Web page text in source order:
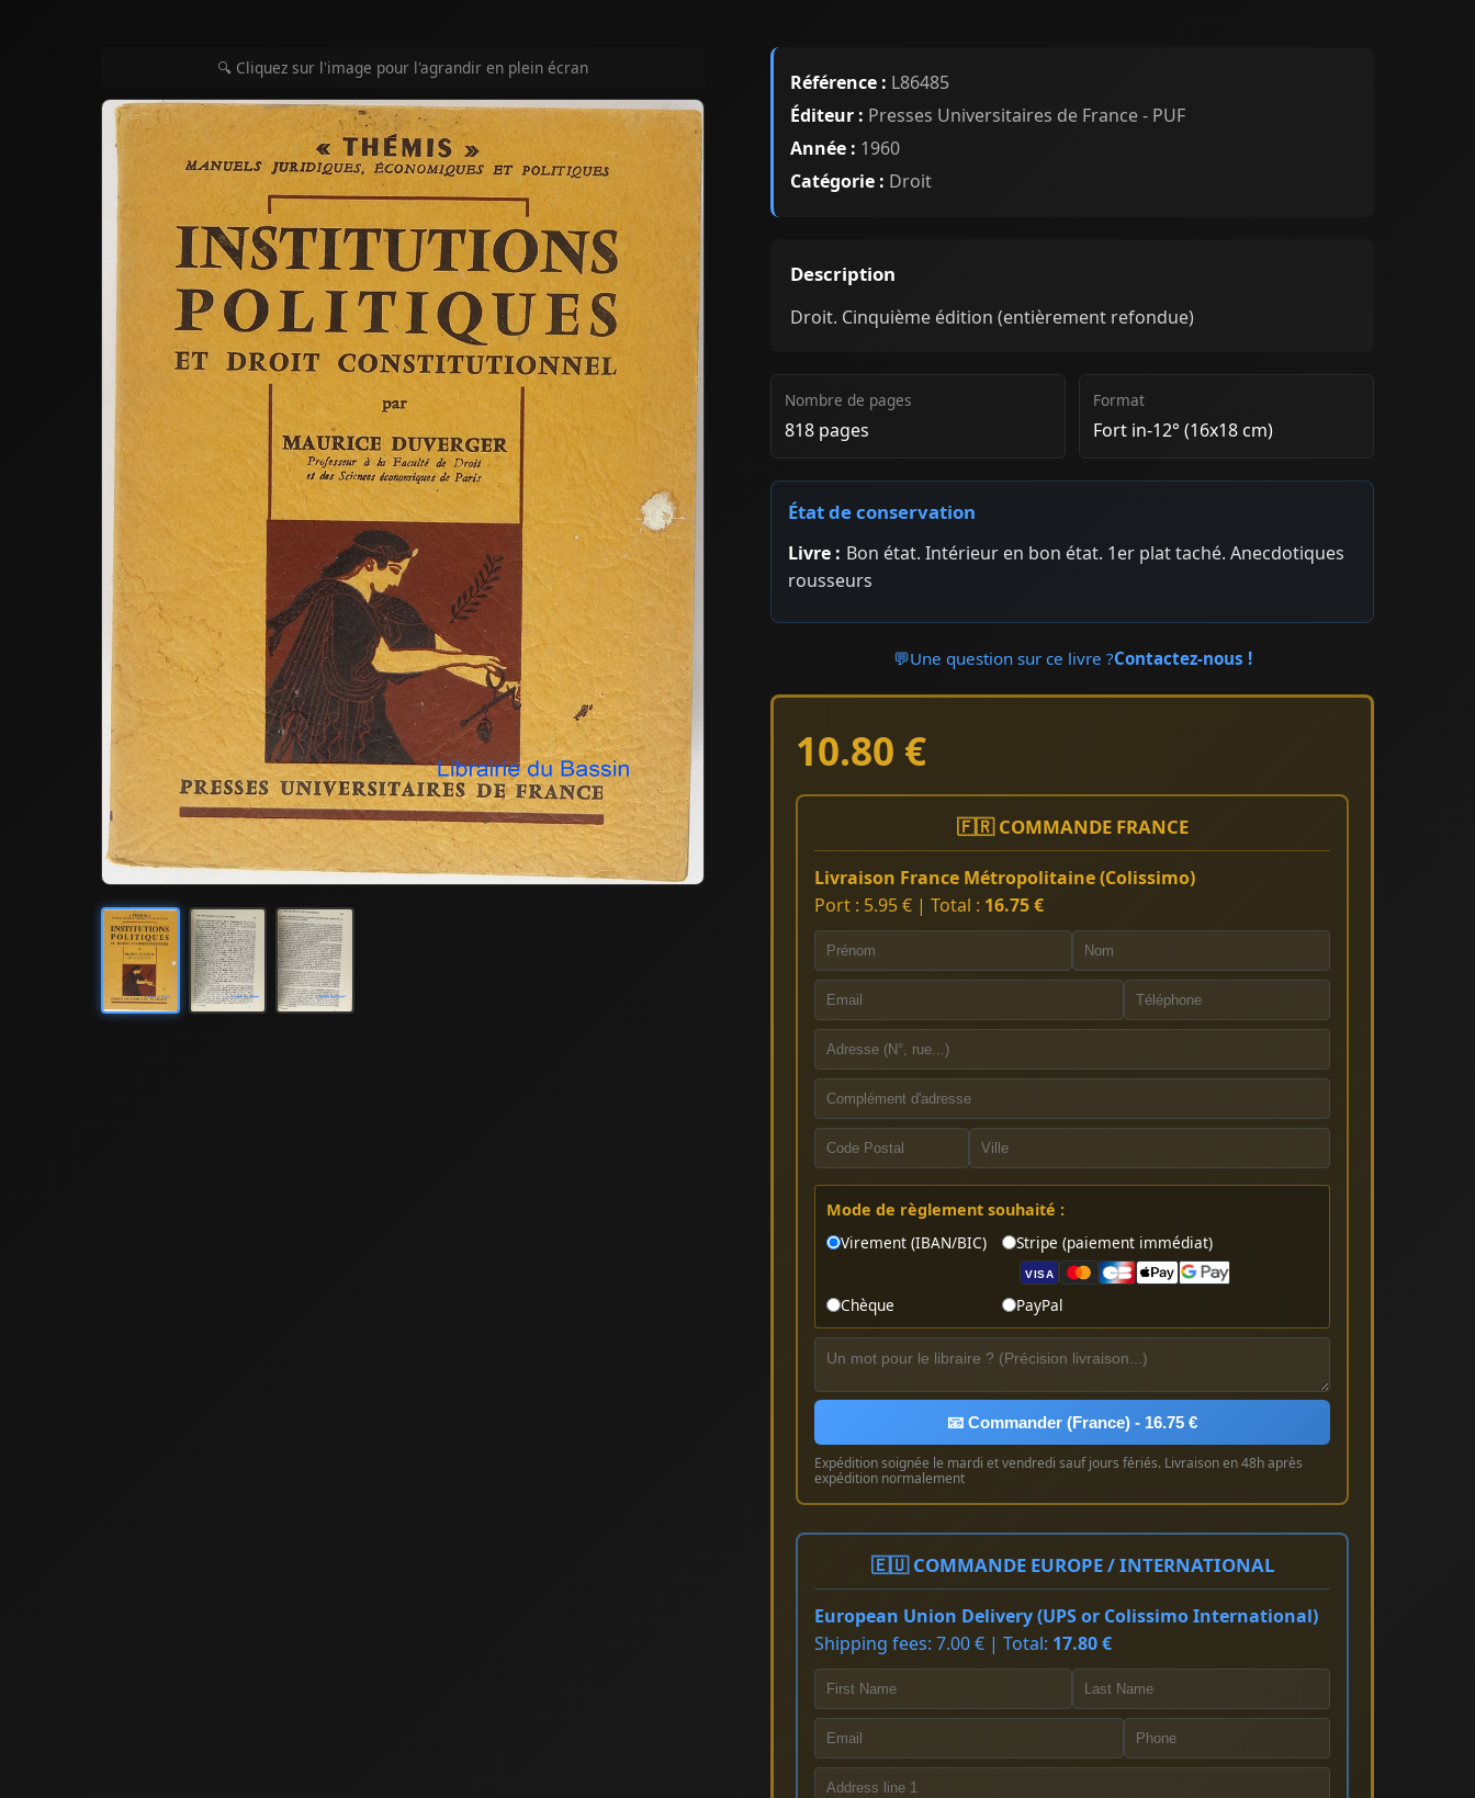
🔍 Cliquez sur l'image pour l'agrandir en plein écran
Référence : L86485
Éditeur : Presses Universitaires de France - PUF
Année : 1960
Catégorie : Droit
Description
Droit. Cinquième édition (entièrement refondue)
Nombre de pages
818 pages
Format
Fort in-12° (16x18 cm)
État de conservation
Livre : Bon état. Intérieur en bon état. 1er plat taché. Anecdotiques
rousseurs
💬Une question sur ce livre ?Contactez-nous !
10.80 €
🇫🇷 COMMANDE FRANCE
Livraison France Métropolitaine (Colissimo)
Port : 5.95 € | Total : 16.75 €
Mode de règlement souhaité :
Virement (IBAN/BIC)
Stripe (paiement immédiat)
VISA
Chèque PayPal
📧 Commander (France) - 16.75 €
Expédition soignée le mardi et vendredi sauf jours fériés. Livraison en 48h après
expédition normalement
🇪🇺 COMMANDE EUROPE / INTERNATIONAL
European Union Delivery (UPS or Colissimo International)
Shipping fees: 7.00 € | Total: 17.80 €